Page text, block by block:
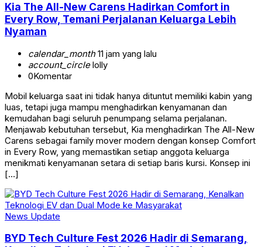
Kia The All-New Carens Hadirkan Comfort in
Every Row, Temani Perjalanan Keluarga Lebih
Nyaman
calendar_month11 jam yang lalu
account_circlelolly
0Komentar
Mobil keluarga saat ini tidak hanya dituntut memiliki kabin yang
luas, tetapi juga mampu menghadirkan kenyamanan dan
kemudahan bagi seluruh penumpang selama perjalanan.
Menjawab kebutuhan tersebut, Kia menghadirkan The All-New
Carens sebagai family mover modern dengan konsep Comfort
in Every Row, yang memastikan setiap anggota keluarga
menikmati kenyamanan setara di setiap baris kursi. Konsep ini
[…]
News Update
BYD Tech Culture Fest 2026 Hadir di Semarang,